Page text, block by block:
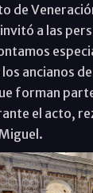
de
a las
ancianos
forman
el acto,